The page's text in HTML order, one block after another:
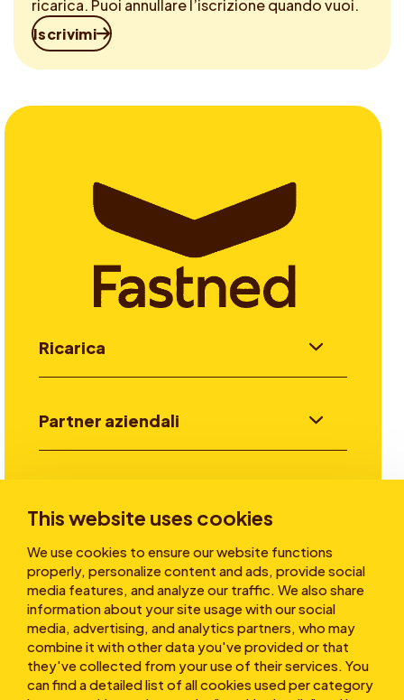
This website uses cookies
We use cookies to ensure our website functions
properly, personalize content and ads, provide social
media features, and analyze our traffic. We also share
information about your site usage with our social
media, advertising, and analytics partners, who may
combine it with other data you've provided or that
they've collected from your use of their services. You
can find a detailed list of all cookies used per category
ricarica. Puoi annullare l’iscrizione quando vuoi.
Iscrivimi
Ricarica
Partner aziendali
Storie
Chi siamo